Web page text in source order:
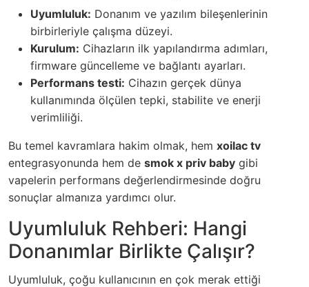
Uyumluluk: Donanım ve yazılım bileşenlerinin
birbirleriyle çalışma düzeyi.
Kurulum: Cihazların ilk yapılandırma adımları,
firmware güncelleme ve bağlantı ayarları.
Performans testi: Cihazın gerçek dünya
kullanımında ölçülen tepki, stabilite ve enerji
verimliliği.
Bu temel kavramlara hakim olmak, hem xoilac tv
entegrasyonunda hem de smok x priv baby gibi
vapelerin performans değerlendirmesinde doğru
sonuçlar almanıza yardımcı olur.
Uyumluluk Rehberi: Hangi
Donanımlar Birlikte Çalışır?
Uyumluluk, çoğu kullanıcının en çok merak ettiği